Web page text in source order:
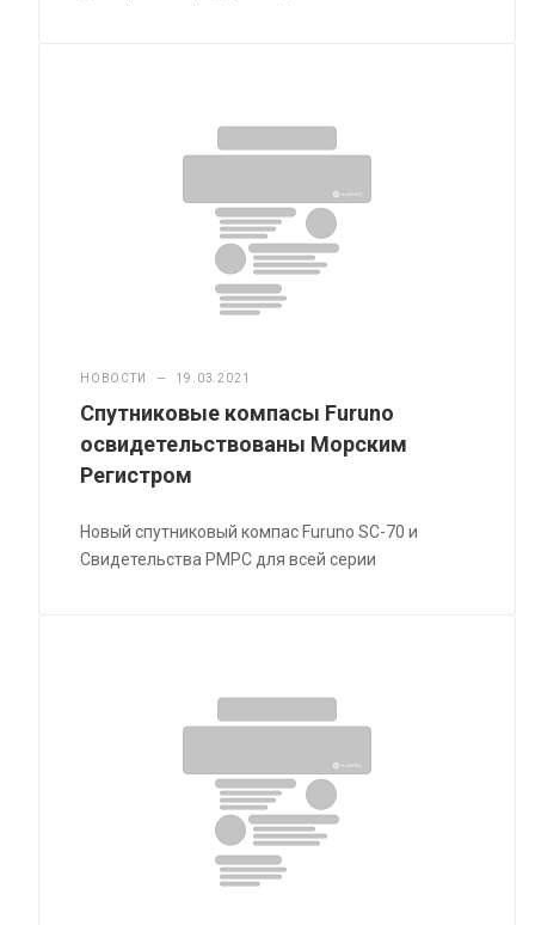
НОВОСТИ — 19.03.2021
Спутниковые компасы Furuno
освидетельствованы Морским
Регистром
Новый спутниковый компас Furuno SC-70 и
Свидетельства РМРС для всей серии